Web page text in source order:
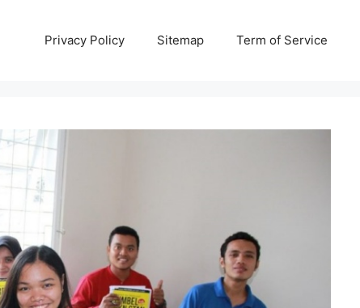
Privacy Policy Sitemap Term of Service